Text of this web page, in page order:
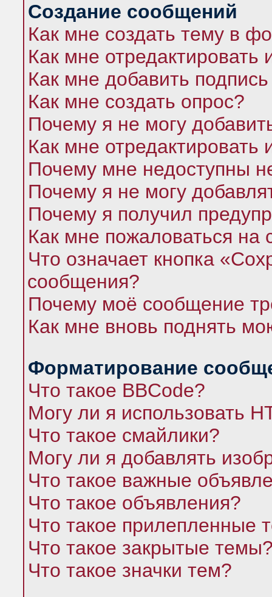
Создание сообщений
Как мне создать тему в
Как мне
Как мне добавить
Как мне создать опрос?
Почему я не могу
Как мне отредактировать
Почему мне недоступны
Почему я не могу
Почему я получил
Как мне пожаловаться
Что означает кнопка
сообщения?
Почему моё сообщение
Как мне вновь поднять
Форматирование
Что такое BBCode?
Могу ли я использовать
Что такое смайлики?
Могу ли я добавлять
Что такое важные
Что такое объявления?
Что такое прилепленные
Что такое закрытые
Что такое значки тем?